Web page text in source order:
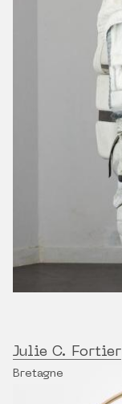
Julie C. Fortier
Bretagne